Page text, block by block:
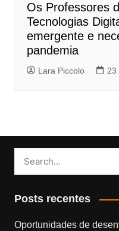
Os Professores
Tecnologias
emergente e
pandemia
Lara Piccolo 23
Posts recentes
Oportunidades de